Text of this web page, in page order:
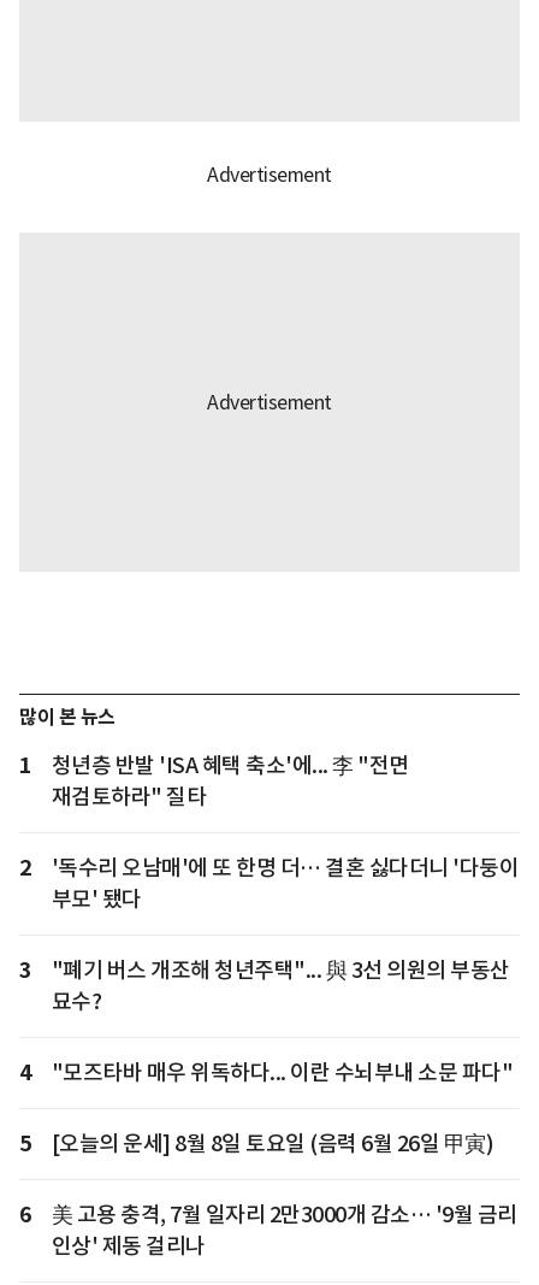
많이 본 뉴스
1
청년층 반발 'ISA 혜택 축소'에... 李 "전면
재검토하라" 질타
2
'독수리 오남매'에 또 한명 더… 결혼 싫다더니 '다둥이
부모' 됐다
3
"폐기 버스 개조해 청년주택"... 與 3선 의원의 부동산
묘수?
4 "모즈타바 매우 위독하다... 이란 수뇌부내 소문 파다"
5 [오늘의 운세] 8월 8일 토요일 (음력 6월 26일 甲寅)
6
美 고용 충격, 7월 일자리 2만3000개 감소… '9월 금리
인상' 제동 걸리나